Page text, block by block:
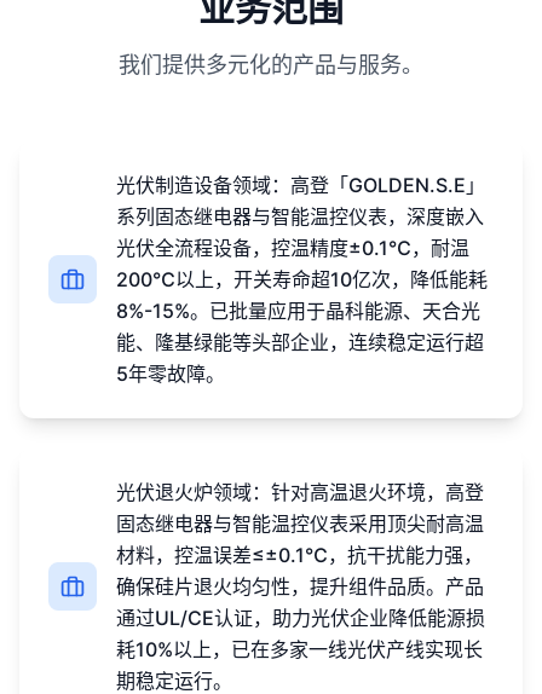
我们提供多元化的产品与服务。
光伏制造设备领域：高登「GOLDEN.S.E」
系列固态继电器与智能温控仪表，深度嵌入
光伏全流程设备，控温精度±0.1℃，耐温
200℃以上，开关寿命超10亿次，降低能耗
8%-15%。已批量应用于晶科能源、天合光
能、隆基绿能等头部企业，连续稳定运行超
5年零故障。
光伏退火炉领域：针对高温退火环境，高登
固态继电器与智能温控仪表采用顶尖耐高温
材料，控温误差≤±0.1℃，抗干扰能力强，
确保硅片退火均匀性，提升组件品质。产品
通过UL/CE认证，助力光伏企业降低能源损
耗10%以上，已在多家一线光伏产线实现长
期稳定运行。